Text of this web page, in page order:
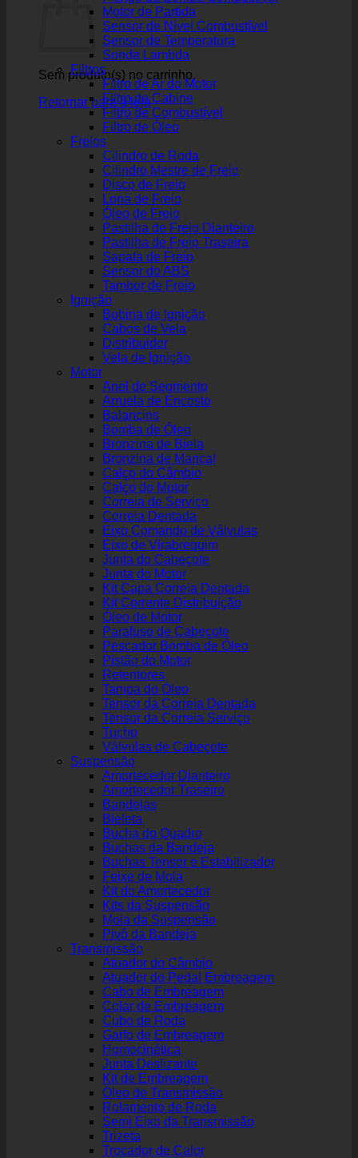
Sem produto(s) no carrinho.
Retornar para a loja
Motor de Partida
Sensor de Nível Combustível
Sensor de Temperatura
Sonda Lambda
Filtros
Filtro de Ar do Motor
Filtro de Cabine
Filtro de Combustível
Filtro de Óleo
Freios
Cilindro de Roda
Cilindro Mestre de Freio
Disco de Freio
Lona de Freio
Óleo de Freio
Pastilha de Freio Dianteiro
Pastilha de Freio Traseira
Sapata de Freio
Sensor do ABS
Tambor de Freio
Ignição
Bobina de Ignição
Cabos de Vela
Distribuidor
Vela de Ignição
Motor
Anel de Segmento
Arruela de Encosto
Balancins
Bomba de Óleo
Bronzina de Biela
Bronzina de Mancal
Calço do Câmbio
Calço do Motor
Correia de Serviço
Correia Dentada
Eixo Comando de Válvulas
Eixo de Virabrequim
Junta do Cabeçote
Junta do Motor
Kit Capa Correia Dentada
Kit Corrente Distribuição
Óleo de Motor
Parafuso de Cabeçote
Pescador Bomba de Óleo
Pistão do Motor
Retentores
Tampa do Óleo
Tensor da Correia Dentada
Tensor da Correia Serviço
Tucho
Válvulas de Cabeçote
Suspensão
Amortecedor Dianteiro
Amortecedor Traseiro
Bandejas
Bieleta
Bucha do Quadro
Buchas da Bandeja
Buchas Tensor e Estabilizador
Feixe de Mola
Kit do Amortecedor
Kits da Suspensão
Mola da Suspensão
Pivô da Bandeja
Transmissão
Atuador do Câmbio
Atuador do Pedal Embreagem
Cabo de Embreagem
Colar de Embreagem
Cubo de Roda
Garfo de Embreagem
Homocinética
Junta Deslizante
Kit de Embreagem
Óleo de Transmissão
Rolamento de Roda
Semi Eixo da Transmissão
Trizeta
Trocador de Calor